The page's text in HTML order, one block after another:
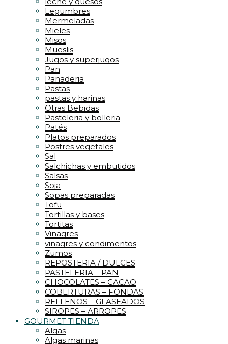
Legumbres
Mermeladas
Mieles
Misos
Mueslis
Jugos y superjugos
Pan
Panaderia
Pastas
pastas y harinas
Otras Bebidas
Pasteleria y bolleria
Patés
Platos preparados
Postres vegetales
Sal
Salchichas y embutidos
Salsas
Soja
Sopas preparadas
Tofu
Tortillas y bases
Tortitas
Vinagres
vinagres y condimentos
Zumos
REPOSTERIA / DULCES
PASTELERIA – PAN
CHOCOLATES – CACAO
COBERTURAS – FONDAS
RELLENOS – GLASEADOS
SIROPES – ARROPES
GOURMET TIENDA
Algas
Algas marinas